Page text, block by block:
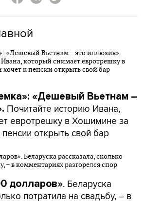
«Дешевый Вьетнам –
Почитайте историю Ивана,
евротрешку в Хошимине за
открыть свой бар
долларов». Беларуска
потратила на свадьбу, – в